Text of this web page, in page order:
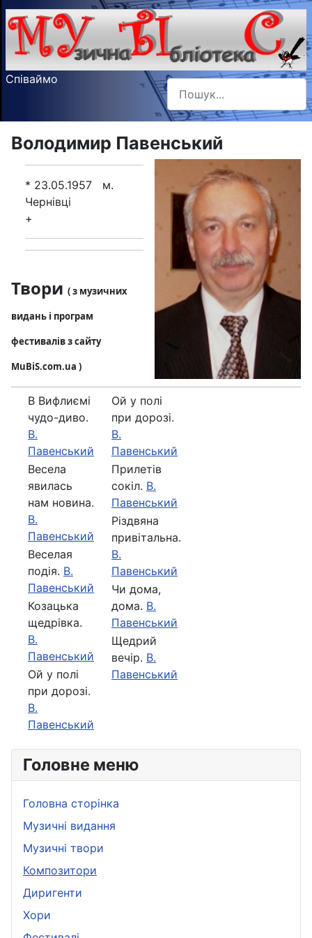
Співаймо Пошук
Type 2 or more characters
Головне меню
Головна сторінка
Музичні видання
Музичні твори
Композитори
Диригенти
Хори
Володимир Павенський
* 23.05.1957 м.
Чернівці
+
Твори ( з музичних
видань і програм
фестивалів з сайту
MuBiS.com.ua )
В Вифлиємі
чудо-диво.
В.
Павенський
Весела
явилась
нам новина.
В.
Павенський
Веселая
подiя. В.
Павенський
Козацька
щедрівка.
В.
Павенський
Ой у полi
при дорозi.
В.
Павенський
Ой у полi
при дорозi.
В.
Павенський
Прилетів
сокіл. В.
Павенський
Різдвяна
привітальна.
В.
Павенський
Чи дома,
дома. В.
Павенський
Щедрий
вечір. В.
Павенський